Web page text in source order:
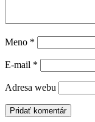
Meno *
E-mail *
Adresa webu